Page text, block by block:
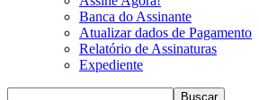
Banca do Assinante
Atualizar dados de Pagamento
Relatório de Assinaturas
Expediente